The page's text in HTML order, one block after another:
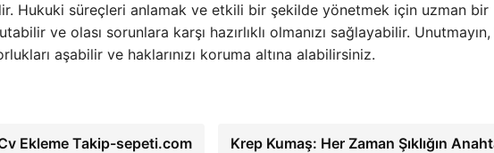
Hukuki süreçleri anlamak ve etkili bir şekilde yönetmek için uzman bir
ve olası sorunlara karşı hazırlıklı olmanızı sağlayabilir.
aşabilir ve haklarınızı koruma altına alabilirsiniz.
Ekleme Takip-sepeti.com Krep Kumaş: Her Zaman Şıklığın